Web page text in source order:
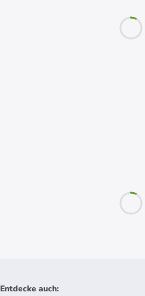
Entdecke auch: